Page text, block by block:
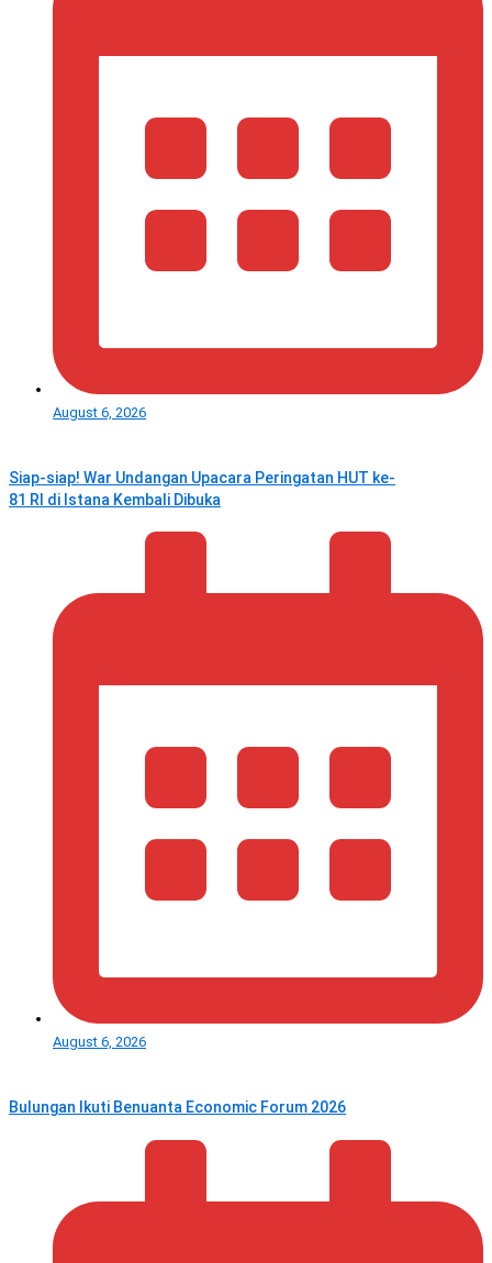
August 6, 2026
Siap-siap! War Undangan Upacara Peringatan HUT ke-
81 RI di Istana Kembali Dibuka
August 6, 2026
Bulungan Ikuti Benuanta Economic Forum 2026